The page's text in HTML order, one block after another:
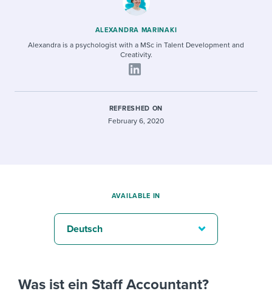
ALEXANDRA MARINAKI
Alexandra is a psychologist with a MSc in Talent Development and
Creativity.
REFRESHED ON
February 6, 2020
Was ist ein Staff Accountant?
AVAILABLE IN
Deutsch